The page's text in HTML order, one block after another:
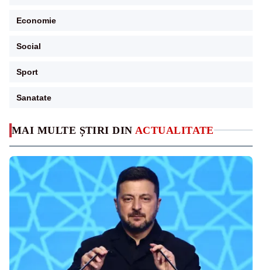
MAI MULTE ȘTIRI DIN ACTUALITATE
Economie
Social
Sport
Sanatate